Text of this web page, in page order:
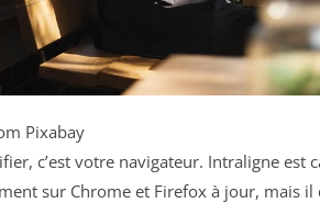
Pixabay
c’est votre navigateur. Intraligne est
sur Chrome et Firefox à jour, mais il